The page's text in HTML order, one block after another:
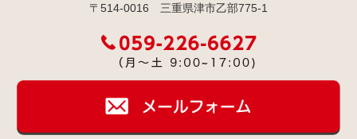
〒514-0016 三重県津市乙部775-1